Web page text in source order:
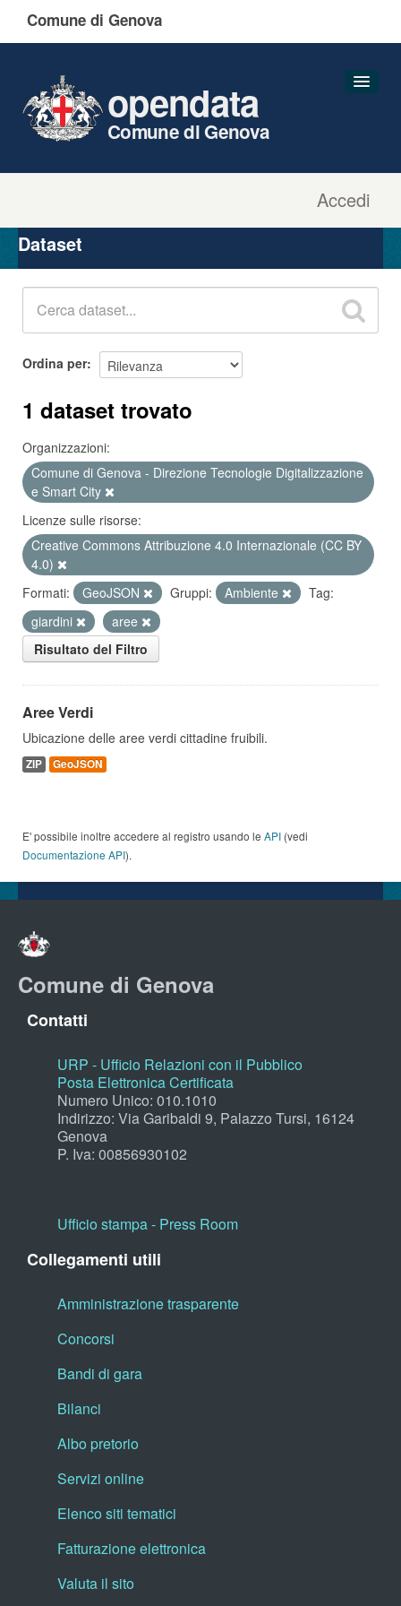
Comune di Genova
Accedi
opendata
Comune di Genova
Organizzazioni
Gruppi
Dataset
Ordina per
1 dataset trovato
Organizzazioni:
Comune di Genova - Direzione Tecnologie Digitalizzazione
e Smart City
Licenze sulle risorse:
Creative Commons Attribuzione 4.0 Internazionale (CC BY
4.0)
Formati:
GeoJSON Gruppi: Ambiente
Tag:
giardini
aree
Risultato del Filtro
Aree Verdi
Ubicazione delle aree verdi cittadine fruibili.
ZIP GeoJSON
E' possibile inoltre accedere al registro usando le API (vedi
Documentazione API).
Comune di Genova
Contatti
URP - Ufficio Relazioni con il Pubblico
Posta Elettronica Certificata
Numero Unico: 010.1010
Indirizzo: Via Garibaldi 9, Palazzo Tursi, 16124
Genova
P. Iva: 00856930102
Ufficio stampa - Press Room
Collegamenti utili
Amministrazione trasparente
Concorsi
Bandi di gara
Bilanci
Albo pretorio
Servizi online
Elenco siti tematici
Fatturazione elettronica
Valuta il sito